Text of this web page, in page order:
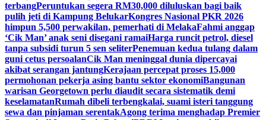
terbangPeruntukan segera RM30,000 diluluskan bagi baik
pulih jeti di Kampung BelukarKongres Nasional PKR 2026
himpun 5,500 perwakilan, pemerhati di MelakaFahmi anggap
‘Cik Man’ anak seni disegani ramaiHarga runcit petrol, diesel
tanpa subsidi turun 5 sen seliterPenemuan kedua tulang dalam
guni cetus persoalanCik Man meninggal dunia dipercayai
akibat serangan jantungKerajaan percepat proses 15,000
permohonan pekerja asing bantu sektor ekonomiBangunan
warisan Georgetown perlu diaudit secara sistematik demi
keselamatanRumah dibeli terbengkalai, suami isteri tanggung
sewa dan pinjaman serentakAgong terima menghadap Premier